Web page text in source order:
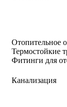
Отопительное
Термостойкие
Фитинги для
Канализация